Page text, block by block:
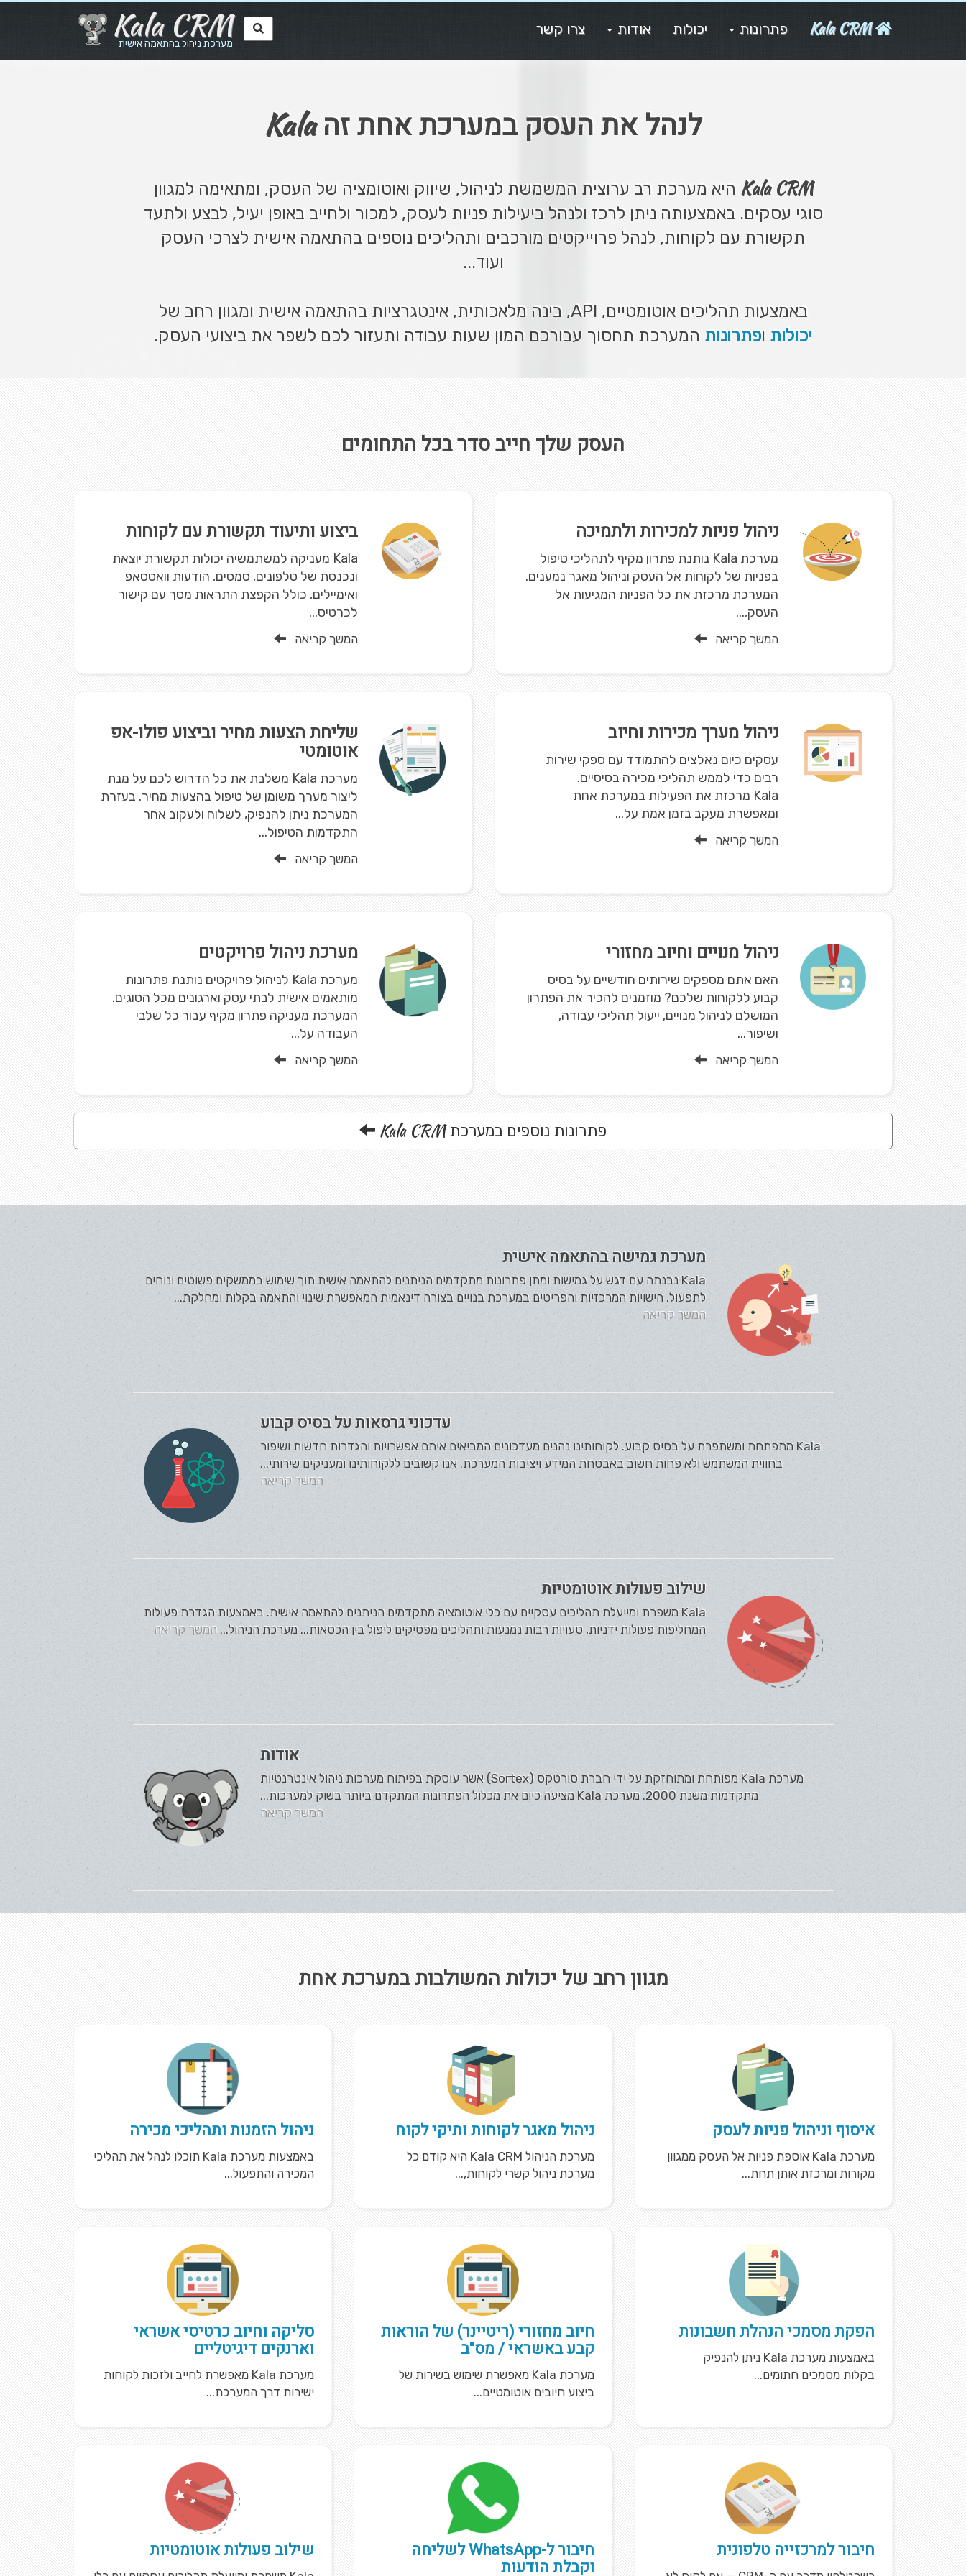
Kala CRM
מערכת ניהול בהתאמה אישית
Kala CRM פתרונות יכולות אודות צרו קשר
לנהל את העסק במערכת אחת זהKala
Kala CRM היא מערכת רב ערוצית המשמשת לניהול, שיווק ואוטומציה של העסק, ומתאימה למגוון
סוגי עסקים. באמצעותה ניתן לרכז ולנהל ביעילות פניות לעסק, למכור ולחייב באופן יעיל, לבצע ולתעד
תקשורת עם לקוחות, לנהל פרוייקטים מורכבים ותהליכים נוספים בהתאמה אישית לצרכי העסק
ועוד...
באמצעות תהליכים אוטומטיים, API, בינה מלאכותית, אינטגרציות בהתאמה אישית ומגוון רחב של
יכולות ופתרונות המערכת תחסוך עבורכם המון שעות עבודה ותעזור לכם לשפר את ביצועי העסק.
העסק שלך חייב סדר בכל התחומים
ניהול פניות למכירות ולתמיכה
מערכת Kala נותנת פתרון מקיף לתהליכי טיפול
בפניות של לקוחות אל העסק וניהול מאגר נמענים.
המערכת מרכזת את כל הפניות המגיעות אל
העסק,...
המשך קריאה
ביצוע ותיעוד תקשורת עם לקוחות
Kala מעניקה למשתמשיה יכולות תקשורת יוצאת
ונכנסת של טלפונים, סמסים, הודעות וואטסאפ
ואימיילים, כולל הקפצת התראות מסך עם קישור
לכרטיס...
המשך קריאה
ניהול מערך מכירות וחיוב
עסקים כיום נאלצים להתמודד עם ספקי שירות
רבים כדי לממש תהליכי מכירה בסיסיים.
Kala מרכזת את הפעילות במערכת אחת
ומאפשרת מעקב בזמן אמת על...
המשך קריאה
שליחת הצעות מחיר וביצוע פולו-אפ
אוטומטי
מערכת Kala משלבת את כל הדרוש לכם על מנת
ליצור מערך משומן של טיפול בהצעות מחיר. בעזרת
המערכת ניתן להנפיק, לשלוח ולעקוב אחר
התקדמות הטיפול...
המשך קריאה
ניהול מנויים וחיוב מחזורי
האם אתם מספקים שירותים חודשיים על בסיס
קבוע ללקוחות שלכם? מוזמנים להכיר את הפתרון
המושלם לניהול מנויים, ייעול תהליכי עבודה,
ושיפור...
המשך קריאה
מערכת ניהול פרויקטים
מערכת Kala לניהול פרויקטים נותנת פתרונות
מותאמים אישית לבתי עסק וארגונים מכל הסוגים.
המערכת מעניקה פתרון מקיף עבור כל שלבי
העבודה על...
המשך קריאה
פתרונות נוספים במערכתKala CRM
מערכת גמישה בהתאמה אישית
Kala נבנתה עם דגש על גמישות ומתן פתרונות מתקדמים הניתנים להתאמה אישית תוך שימוש בממשקים פשוטים ונוחים
לתפעול. הישויות המרכזיות והפריטים במערכת בנויים בצורה דינאמית המאפשרת שינוי והתאמה בקלות ומחלקת...
המשך קריאה
עדכוני גרסאות על בסיס קבוע
Kala מתפתחת ומשתפרת על בסיס קבוע. לקוחותינו נהנים מעדכונים המביאים איתם אפשרויות והגדרות חדשות ושיפור
בחווית המשתמש ולא פחות חשוב באבטחת המידע ויציבות המערכת. אנו קשובים ללקוחותינו ומעניקים שירותי...
המשך קריאה
שילוב פעולות אוטומטיות
Kala משפרת ומייעלת תהליכים עסקיים עם כלי אוטומציה מתקדמים הניתנים להתאמה אישית. באמצעות הגדרת פעולות
המחליפות פעולות ידניות, טעויות רבות נמנעות ותהליכים מפסיקים ליפול בין הכסאות... מערכת הניהול... המשך קריאה
אודות
מערכת Kala מפותחת ומתוחזקת על ידי חברת סורטקס (Sortex) אשר עוסקת בפיתוח מערכות ניהול אינטרנטיות
מתקדמות משנת 2000. מערכת Kala מציעה כיום את מכלול הפתרונות המתקדם ביותר בשוק למערכות...
המשך קריאה
מגוון רחב של יכולות המשולבות במערכת אחת
איסוף וניהול פניות לעסק
מערכת Kala אוספת פניות אל העסק ממגוון
מקורות ומרכזת אותן תחת...
ניהול מאגר לקוחות ותיקי לקוח
מערכת הניהול Kala CRM היא קודם כל
מערכת ניהול קשרי לקוחות,...
ניהול הזמנות ותהליכי מכירה
באמצעות מערכת Kala תוכלו לנהל את תהליכי
המכירה והתפעול...
הפקת מסמכי הנהלת חשבונות
באמצעות מערכת Kala ניתן להנפיק
בקלות מסמכים חתומים...
חיוב מחזורי (ריטיינר) של הוראות
קבע באשראי / מס"ב
מערכת Kala מאפשרת שימוש בשירות של
ביצוע חיובים אוטומטיים...
סליקה וחיוב כרטיסי אשראי
וארנקים דיגיטליים
מערכת Kala מאפשרת לחייב ולזכות לקוחות
ישירות דרך המערכת...
חיבור למרכזייה טלפונית חיבור ל-WhatsApp לשליחה
וקבלת הודעות
שילוב פעולות אוטומטיות